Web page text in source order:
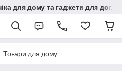
для дому та гаджети для
Товари для дому